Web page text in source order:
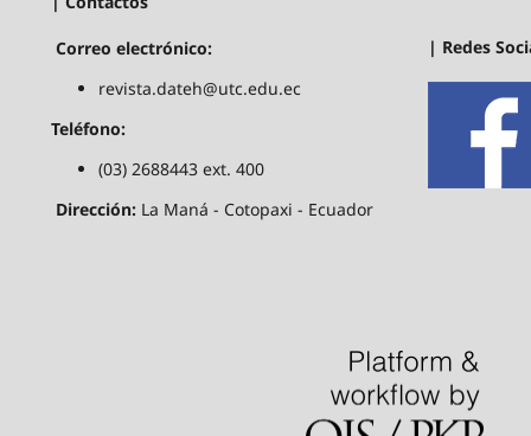
Correo electrónico:
revista.dateh@utc.edu.ec
Teléfono:
(03) 2688443 ext. 400
Dirección: La Maná - Cotopaxi - Ecuador
| Redes